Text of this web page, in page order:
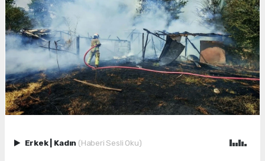
Erkek Kadın (Haberi Sesli Oku)